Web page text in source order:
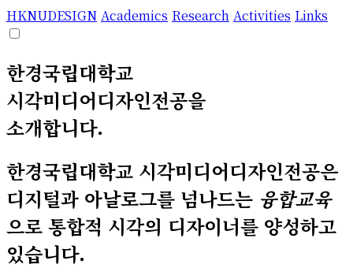
HKNUDESIGN Academics Research Activities Links
한경국립대학교
시각미디어디자인전공을
소개합니다.
한경국립대학교 시각미디어디자인전공은
디지털과 아날로그를 넘나드는 융합교육
으로 통합적 시각의 디자이너를 양성하고
있습니다.